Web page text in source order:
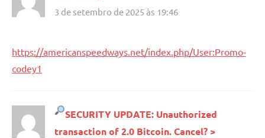
3 de setembro de 2025 às 19:46
https://americanspeedways.net/index.php/User:Promo-
codey1
SECURITY UPDATE: Unauthorized
transaction of 2.0 Bitcoin. Cancel? >